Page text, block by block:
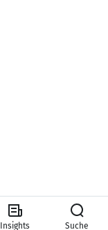
Insights Suche